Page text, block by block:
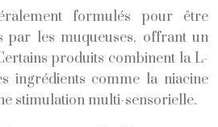
formulés pour être
par les muqueuses, offrant un
produits combinent la L-
ingrédients comme la niacine
stimulation multi-sensorielle.